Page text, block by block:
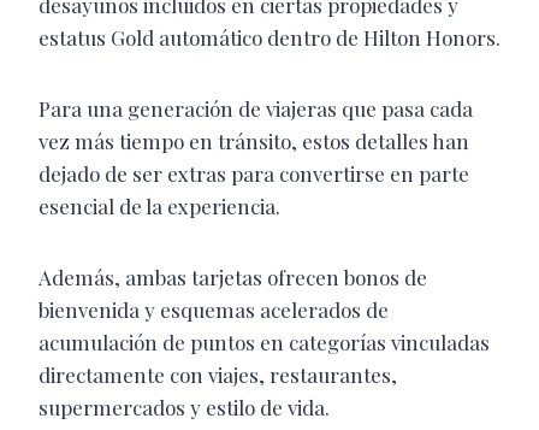
estatus Gold automático dentro de Hilton Honors.
Para una generación de viajeras que pasa cada
vez más tiempo en tránsito, estos detalles han
dejado de ser extras para convertirse en parte
esencial de la experiencia.
Además, ambas tarjetas ofrecen bonos de
bienvenida y esquemas acelerados de
acumulación de puntos en categorías vinculadas
directamente con viajes, restaurantes,
supermercados y estilo de vida.